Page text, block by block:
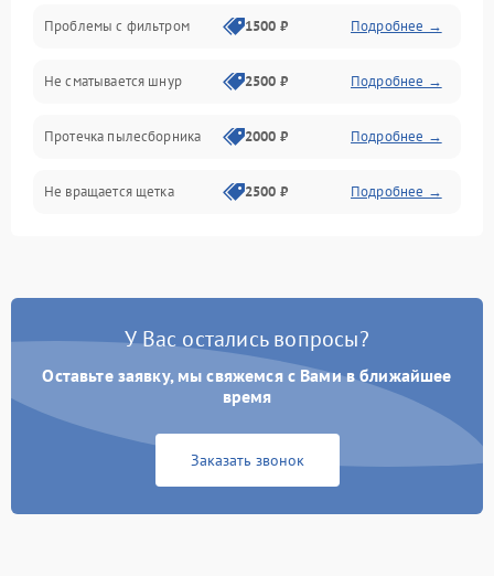
Проблемы с фильтром 1500 ₽ Подробнее →
Не сматывается шнур 2500 ₽ Подробнее →
Протечка пылесборника 2000 ₽ Подробнее →
Не вращается щетка 2500 ₽ Подробнее →
Поломка контейнера для
Плохая уборка шерсти
2400 ₽ Подробнее →
У Вас остались вопросы?
Оставьте заявку, мы свяжемся с Вами в ближайшее
время
Заказать звонок